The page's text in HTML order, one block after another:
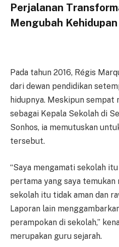
Perjalanan
Mengubah Kehidupan
Pada tahun 2016, Régis
dari dewan pendidikan
hidupnya. Meskipun
sebagai Kepala Sekolah di
Sonhos, ia memutuskan
tersebut.
“Saya mengamati sekolah
pertama yang saya
sekolah itu tidak aman dan
Laporan lain
perampokan di sekolah,”
merupakan guru sejarah.